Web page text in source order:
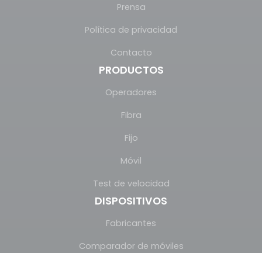
Prensa
Política de privacidad
Contacto
PRODUCTOS
Operadores
Fibra
Fijo
Móvil
Test de velocidad
DISPOSITIVOS
Fabricantes
Comparador de móviles